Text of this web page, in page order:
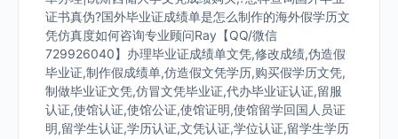
证书真伪?国外毕业证成绩单是怎么制作的海外假学历文
凭仿真度如何咨询专业顾问Ray【QQ/微信
729926040】办理毕业证成绩单文凭,修改成绩,伪造假
毕业证,制作假成绩单,仿造假文凭学历,购买假学历文凭,
制做毕业证文凭,仿冒文凭毕业证,代办毕业证认证,留服
认证,使馆认证,使馆公证,使馆证明,使馆留学回国人员证
明,留学生认证,学历认证,文凭认证,学位认证,留学生学历